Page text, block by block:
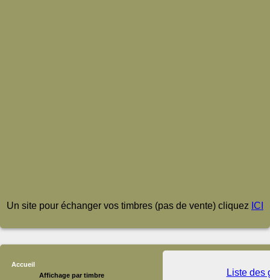
Un site pour échanger vos timbres (pas de vente) cliquez ICI
Accueil
Affichage par timbre
Liste des